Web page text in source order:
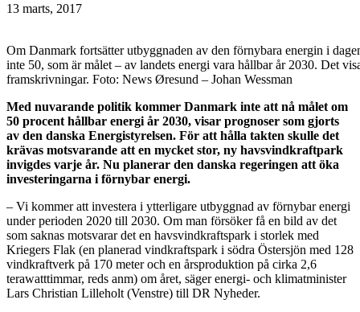
13 marts, 2017
Om Danmark fortsätter utbyggnaden av den förnybara energin i
inte 50, som är målet – av landets energi vara hållbar år 2030. Det
framskrivningar. Foto: News Øresund – Johan Wessman
Med nuvarande politik kommer Danmark inte att nå målet om
50 procent hållbar energi år 2030, visar prognoser som gjorts
av den danska Energistyrelsen. För att hålla takten skulle det
krävas motsvarande att en mycket stor, ny havsvindkraftpark
invigdes varje år. Nu planerar den danska regeringen att öka
investeringarna i förnybar energi.
– Vi kommer att investera i ytterligare utbyggnad av förnybar energi
under perioden 2020 till 2030. Om man försöker få en bild av det
som saknas motsvarar det en havsvindkraftspark i storlek med
Kriegers Flak (en planerad vindkraftspark i södra Östersjön med 128
vindkraftverk på 170 meter och en årsproduktion på cirka 2,6
terawatttimmar, reds anm) om året, säger energi- och klimatminister
Lars Christian Lilleholt (Venstre) till DR Nyheder.